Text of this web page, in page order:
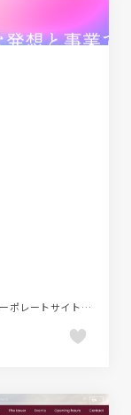
エレガント、オンラインサービス、カラフル、コーポレートサイト、シンプル、スタイリッシュ